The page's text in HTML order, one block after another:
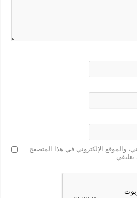
والموقع الإلكتروني في هذا المتصفح